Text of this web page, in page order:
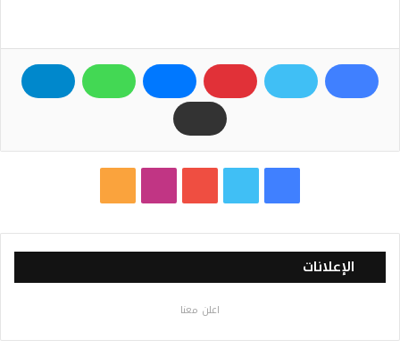
س
ب
ي
ت
ت
ي
س
ت
خ
ص
الإعلانات
اعلن معنا